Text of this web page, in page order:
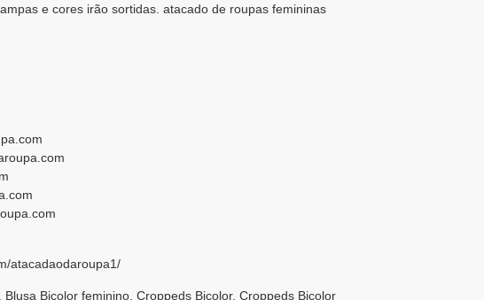
e cores irão sortidas. atacado de roupas femininas
atacadaodaroupa1/
Bicolor feminino, Croppeds Bicolor, Croppeds Bicolor